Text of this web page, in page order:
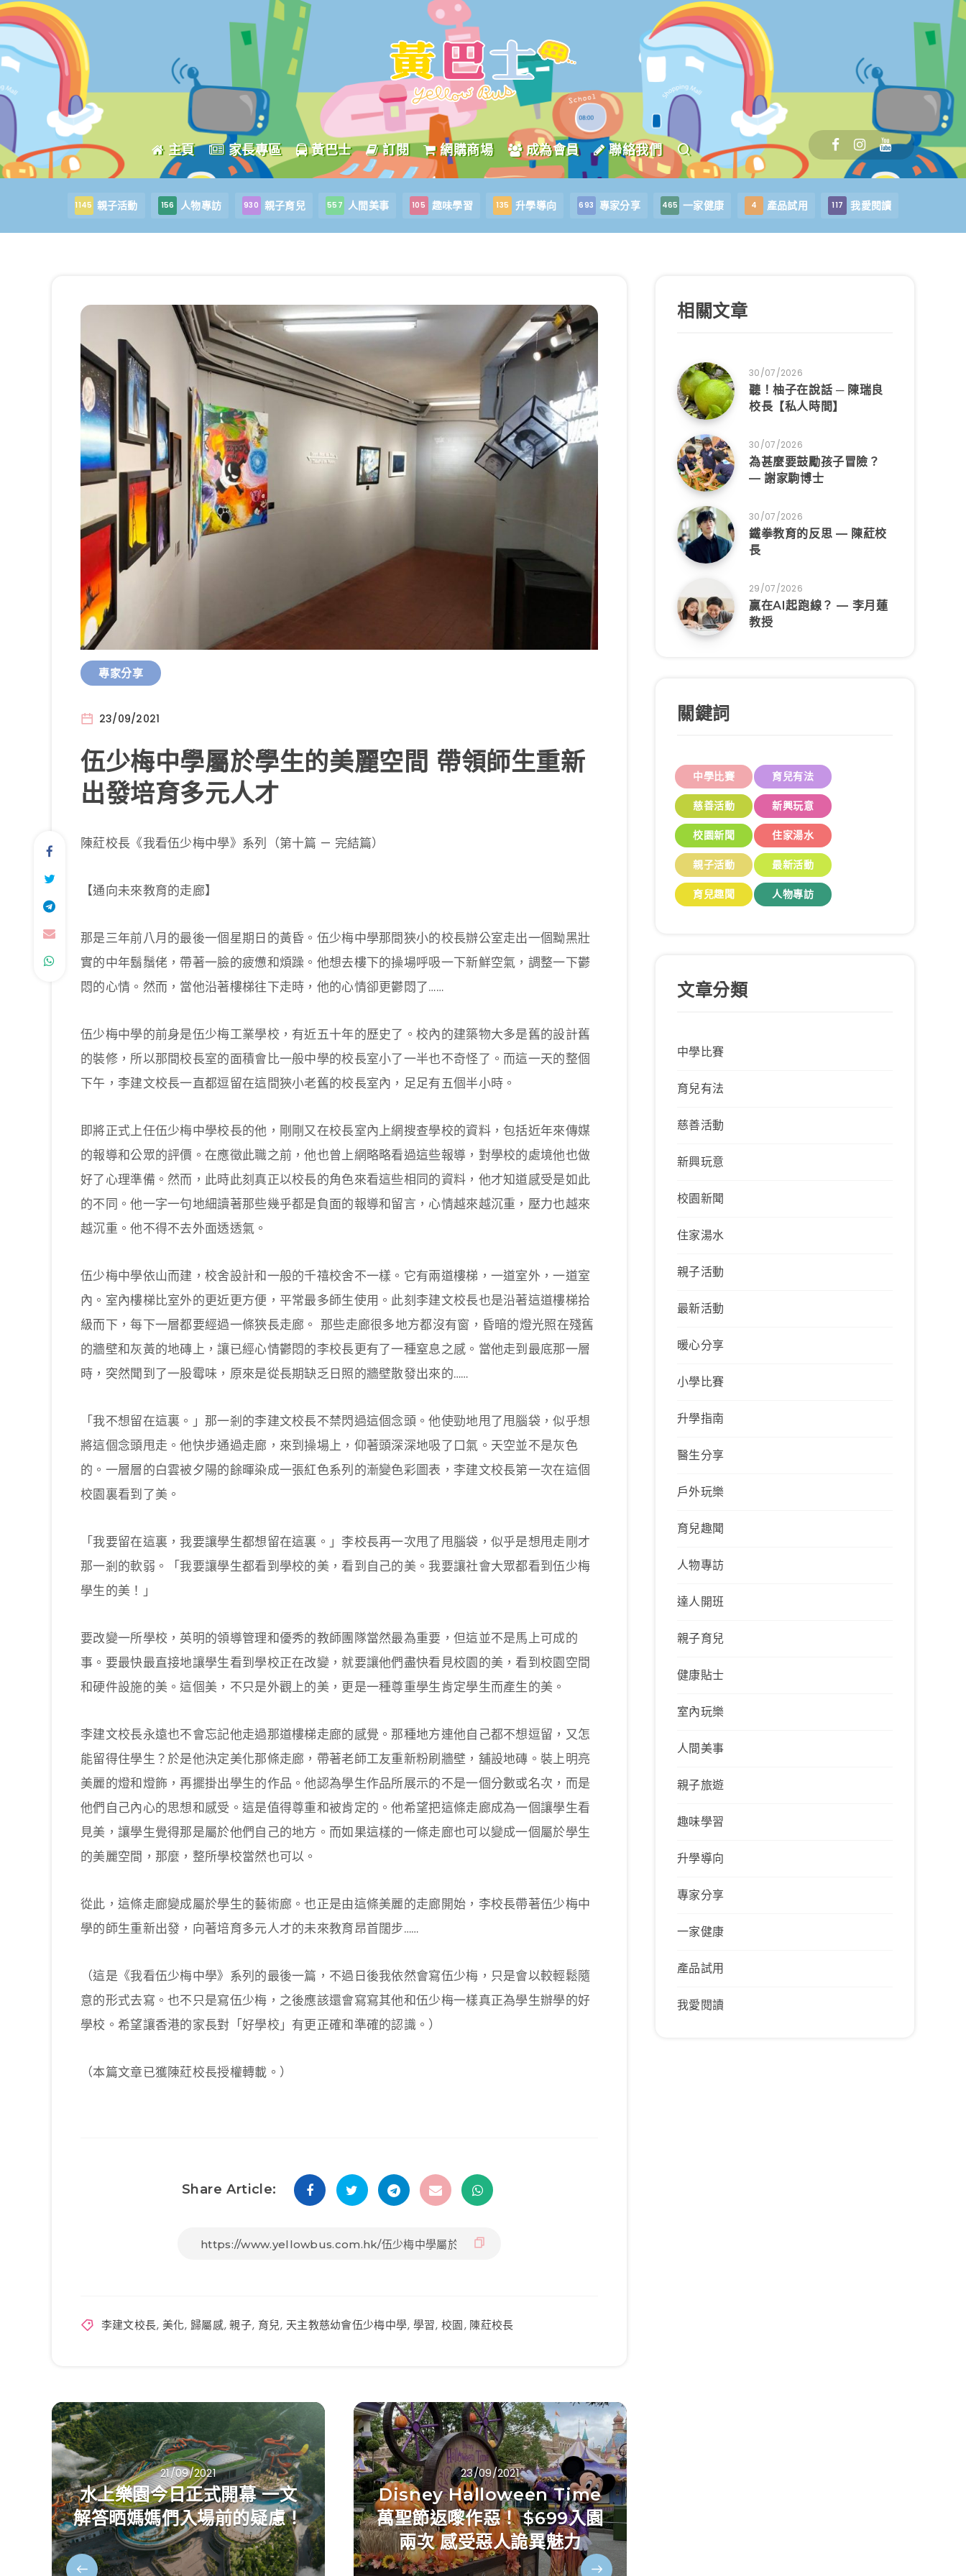
主頁 家長專區 黃巴士 訂閱 網購商場 成為會員 聯絡我們
1145 親子活動 156 人物專訪 930 親子育兒 557 人間美事 105 趣味學習 135 升學導向 693 專家分享 465 一家健康 4 產品試用 117 我愛閱讀
專家分享
23/09/2021
伍少梅中學屬於學生的美麗空間 帶領師生重新
出發培育多元人才
陳葒校長《我看伍少梅中學》系列（第十篇 — 完結篇）
【通向未來教育的走廊】
那是三年前八月的最後一個星期日的黃昏。伍少梅中學那間狹小的校長辦公室走出一個黝黑壯
實的中年鬍鬚佬，帶著一臉的疲憊和煩躁。他想去樓下的操場呼吸一下新鮮空氣，調整一下鬱
悶的心情。然而，當他沿著樓梯往下走時，他的心情卻更鬱悶了……
伍少梅中學的前身是伍少梅工業學校，有近五十年的歷史了。校內的建築物大多是舊的設計舊
的裝修，所以那間校長室的面積會比一般中學的校長室小了一半也不奇怪了。而這一天的整個
下午，李建文校長一直都逗留在這間狹小老舊的校長室內，足足有五個半小時。
即將正式上任伍少梅中學校長的他，剛剛又在校長室內上網搜查學校的資料，包括近年來傳媒
的報導和公眾的評價。在應徵此職之前，他也曾上網略略看過這些報導，對學校的處境他也做
好了心理準備。然而，此時此刻真正以校長的角色來看這些相同的資料，他才知道感受是如此
的不同。他一字一句地細讀著那些幾乎都是負面的報導和留言，心情越來越沉重，壓力也越來
越沉重。他不得不去外面透透氣。
伍少梅中學依山而建，校舍設計和一般的千禧校舍不一樣。它有兩道樓梯，一道室外，一道室
內。室內樓梯比室外的更近更方便，平常最多師生使用。此刻李建文校長也是沿著這道樓梯拾
級而下，每下一層都要經過一條狹長走廊。 那些走廊很多地方都沒有窗，昏暗的燈光照在殘舊
的牆壁和灰黃的地磚上，讓已經心情鬱悶的李校長更有了一種窒息之感。當他走到最底那一層
時，突然聞到了一股霉味，原來是從長期缺乏日照的牆壁散發出來的……
「我不想留在這裏。」那一剎的李建文校長不禁閃過這個念頭。他使勁地甩了甩腦袋，似乎想
將這個念頭甩走。他快步通過走廊，來到操場上，仰著頭深深地吸了口氣。天空並不是灰色
的。一層層的白雲被夕陽的餘暉染成一張紅色系列的漸變色彩圖表，李建文校長第一次在這個
校園裏看到了美。
「我要留在這裏，我要讓學生都想留在這裏。」李校長再一次甩了甩腦袋，似乎是想甩走剛才
那一剎的軟弱。「我要讓學生都看到學校的美，看到自己的美。我要讓社會大眾都看到伍少梅
學生的美！」
要改變一所學校，英明的領導管理和優秀的教師團隊當然最為重要，但這並不是馬上可成的
事。要最快最直接地讓學生看到學校正在改變，就要讓他們盡快看見校園的美，看到校園空間
和硬件設施的美。這個美，不只是外觀上的美，更是一種尊重學生肯定學生而產生的美。
李建文校長永遠也不會忘記他走過那道樓梯走廊的感覺。那種地方連他自己都不想逗留，又怎
能留得住學生？於是他決定美化那條走廊，帶著老師工友重新粉刷牆壁，舖設地磚。裝上明亮
美麗的燈和燈飾，再擺掛出學生的作品。他認為學生作品所展示的不是一個分數或名次，而是
他們自己內心的思想和感受。這是值得尊重和被肯定的。他希望把這條走廊成為一個讓學生看
見美，讓學生覺得那是屬於他們自己的地方。而如果這樣的一條走廊也可以變成一個屬於學生
的美麗空間，那麼，整所學校當然也可以。
從此，這條走廊變成屬於學生的藝術廊。也正是由這條美麗的走廊開始，李校長帶著伍少梅中
學的師生重新出發，向著培育多元人才的未來教育昂首闊步……
（這是《我看伍少梅中學》系列的最後一篇，不過日後我依然會寫伍少梅，只是會以較輕鬆隨
意的形式去寫。也不只是寫伍少梅，之後應該還會寫寫其他和伍少梅一樣真正為學生辦學的好
學校。希望讓香港的家長對「好學校」有更正確和準確的認識。）
（本篇文章已獲陳葒校長授權轉載。）
Share Article:
李建文校長, 美化, 歸屬感,親子, 育兒, 天主教慈幼會伍少梅中學, 學習,校園, 陳葒校長
21/09/2021
水上樂園今日正式開幕 一文
解答晒媽媽們入場前的疑慮！
23/09/2021
Disney Halloween Time
萬聖節返嚟作惡！ $699入園
兩次 感受惡人詭異魅力
相關文章
30/07/2026
聽！柚子在說話 ─ 陳瑞良
校長【私人時間】
30/07/2026
為甚麼要鼓勵孩子冒險？
— 謝家駒博士
30/07/2026
鐵拳教育的反思 — 陳葒校
長
29/07/2026
贏在AI起跑線？ — 李月蓮
教授
關鍵詞
中學比賽 育兒有法
慈善活動 新興玩意
校園新聞 住家湯水
親子活動 最新活動
育兒趣聞 人物專訪
文章分類
中學比賽
育兒有法
慈善活動
新興玩意
校園新聞
住家湯水
親子活動
最新活動
暖心分享
小學比賽
升學指南
醫生分享
戶外玩樂
育兒趣聞
人物專訪
達人開班
親子育兒
健康貼士
室內玩樂
人間美事
親子旅遊
趣味學習
升學導向
專家分享
一家健康
產品試用
我愛閱讀